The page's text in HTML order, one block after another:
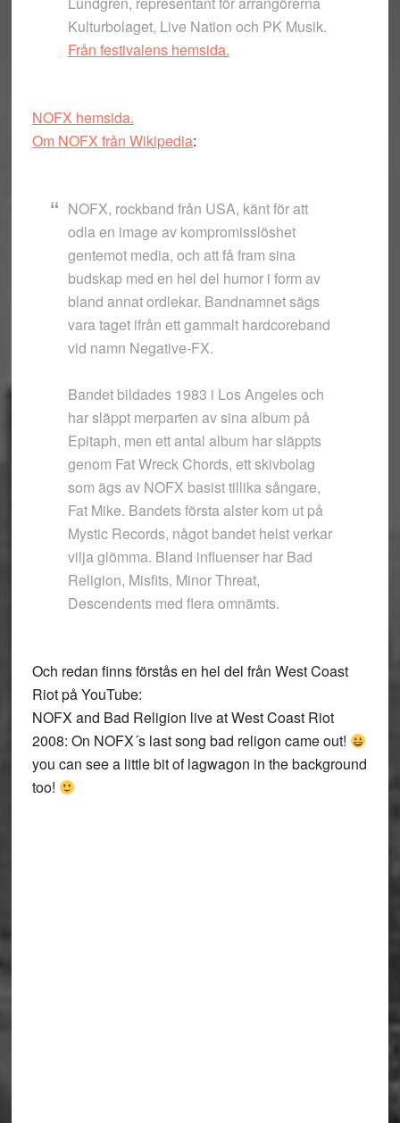
Kulturbolaget, Live Nation och PK Musik.
Från festivalens hemsida.
NOFX hemsida.
Om NOFX från Wikipedia:
NOFX, rockband från USA, känt för att
odla en image av kompromisslöshet
gentemot media, och att få fram sina
budskap med en hel del humor i form av
bland annat ordlekar. Bandnamnet sägs
vara taget ifrån ett gammalt hardcoreband
vid namn Negative-FX.
Bandet bildades 1983 i Los Angeles och
har släppt merparten av sina album på
Epitaph, men ett antal album har släppts
genom Fat Wreck Chords, ett skivbolag
som ägs av NOFX basist tillika sångare,
Fat Mike. Bandets första alster kom ut på
Mystic Records, något bandet helst verkar
vilja glömma. Bland influenser har Bad
Religion, Misfits, Minor Threat,
Descendents med flera omnämts.
Och redan finns förstås en hel del från West Coast
Riot på YouTube:
NOFX and Bad Religion live at West Coast Riot
2008: On NOFX´s last song bad religon came out!
you can see a little bit of lagwagon in the background
too!